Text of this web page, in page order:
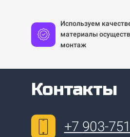
Используем
материалы
монтаж
+7 903-
Контакты